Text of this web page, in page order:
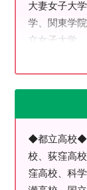
考えの 高校生
の皆さま向け
福生第二
小・福生
が増えて
＝＝
大妻女子大
学、関東学
立女子大学
女子大学、
昭和女子大
大学、創価
大学、帝京
東海大学、
科大学、東
◆都立高校◆
校、荻窪高
窪高校、科